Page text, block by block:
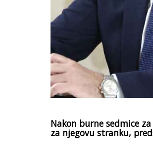
Nakon burne sedmice
za njegovu stranku,